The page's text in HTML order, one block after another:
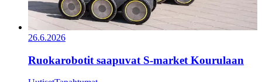
26.6.2026
Ruokarobotit saapuvat S-market Kourulaan